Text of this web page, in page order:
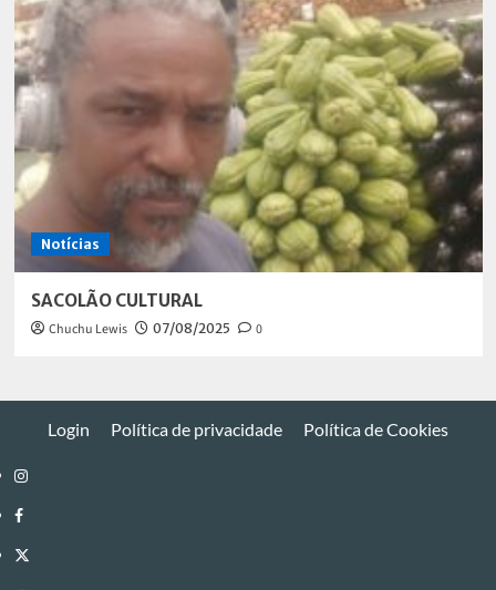
Notícias
SACOLÃO CULTURAL
Chuchu Lewis 07/08/2025 0
Login Política de privacidade Política de Cookies
Instagram
Facebook
Twitter